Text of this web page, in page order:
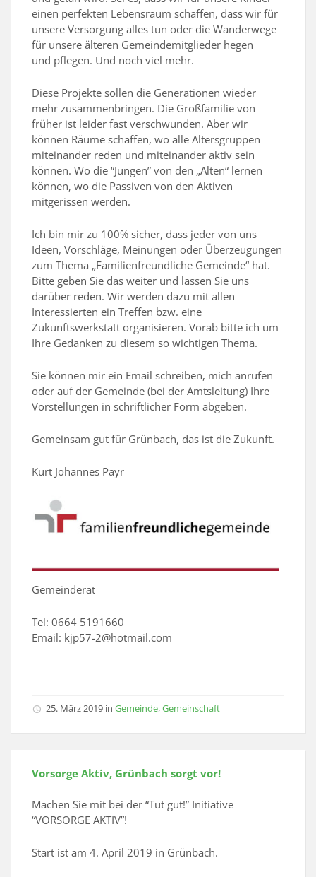
einen perfekten Lebensraum schaffen, dass wir für
unsere Versorgung alles tun oder die Wanderwege
für unsere älteren Gemeindemitglieder hegen
und pflegen. Und noch viel mehr.
Diese Projekte sollen die Generationen wieder
mehr zusammenbringen. Die Großfamilie von
früher ist leider fast verschwunden. Aber wir
können Räume schaffen, wo alle Altersgruppen
miteinander reden und miteinander aktiv sein
können. Wo die “Jungen” von den „Alten“ lernen
können, wo die Passiven von den Aktiven
mitgerissen werden.
Ich bin mir zu 100% sicher, dass jeder von uns
Ideen, Vorschläge, Meinungen oder Überzeugungen
zum Thema „Familienfreundliche Gemeinde“ hat.
Bitte geben Sie das weiter und lassen Sie uns
darüber reden. Wir werden dazu mit allen
Interessierten ein Treffen bzw. eine
Zukunftswerkstatt organisieren. Vorab bitte ich um
Ihre Gedanken zu diesem so wichtigen Thema.
Sie können mir ein Email schreiben, mich anrufen
oder auf der Gemeinde (bei der Amtsleitung) Ihre
Vorstellungen in schriftlicher Form abgeben.
Gemeinsam gut für Grünbach, das ist die Zukunft.
Kurt Johannes Payr
Gemeinderat
Tel: 0664 5191660
Email: kjp57-2@hotmail.com
25. März 2019 in Gemeinde,Gemeinschaft
Vorsorge Aktiv, Grünbach sorgt vor!
Machen Sie mit bei der “Tut gut!” Initiative
“VORSORGE AKTIV”!
Start ist am 4. April 2019 in Grünbach.